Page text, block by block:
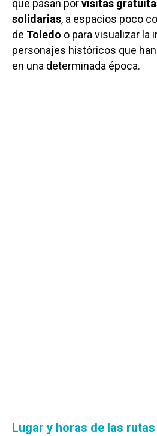
que pasan porvisitas
solidarias, a espacios poco
de Toledo o para visualizar la
personajes históricos que
en una determinada época.
Lugar y horas de las rutas